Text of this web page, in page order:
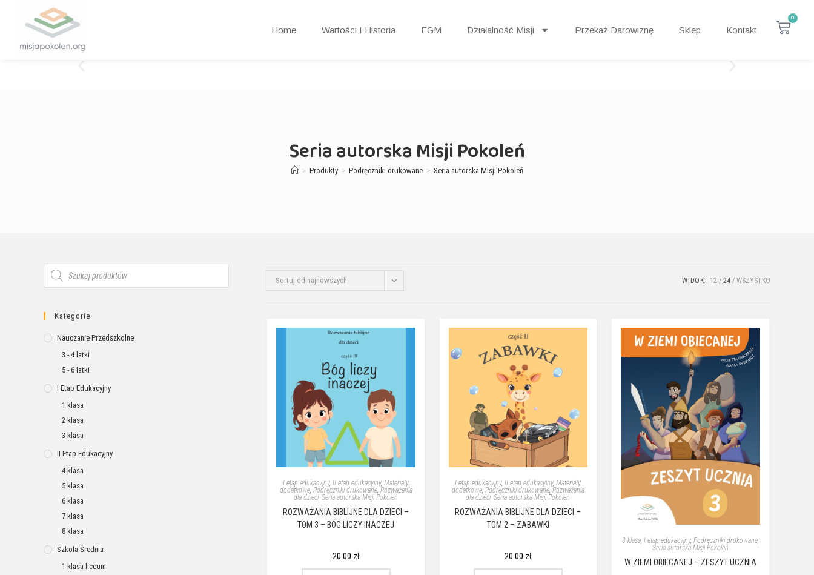
Home Wartości I Historia EGM Działalność Misji Przekaż Darowiznę Sklep Kontakt
0
Seria autorska Misji Pokoleń
> Produkty > Podręczniki drukowane > Seria autorska Misji Pokoleń
Sortuj od najnowszych WIDOK: 12 24 WSZYSTKO
I etap edukacyjny,II etap edukacyjny,Materiały
dodatkowe, Podręczniki drukowane, Rozważania
dla dzieci,Seria autorska Misji Pokoleń
ROZWAŻANIA BIBLIJNE DLA DZIECI –
TOM 3 – BÓG LICZY INACZEJ
20.00 zł
I etap edukacyjny,II etap edukacyjny,Materiały
dodatkowe, Podręczniki drukowane, Rozważania
dla dzieci,Seria autorska Misji Pokoleń
ROZWAŻANIA BIBLIJNE DLA DZIECI –
TOM 2 – ZABAWKI
20.00 zł
3 klasa, I etap edukacyjny, Podręczniki drukowane,
Seria autorska Misji Pokoleń
W ZIEMI OBIECANEJ – ZESZYT UCZNIA
Kategorie
Nauczanie Przedszkolne
3 - 4 latki
5 - 6 latki
I Etap Edukacyjny
1 klasa
2 klasa
3 klasa
II Etap Edukacyjny
4 klasa
5 klasa
6 klasa
7 klasa
8 klasa
Szkoła Średnia
1 klasa liceum